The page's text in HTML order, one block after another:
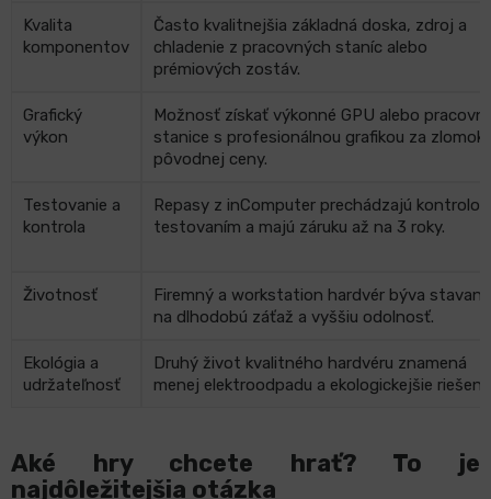
Kvalita
komponentov
Často kvalitnejšia základná doska, zdroj a
chladenie z pracovných staníc alebo
prémiových zostáv.
Grafický
výkon
Možnosť získať výkonné GPU alebo
stanice s profesionálnou grafikou za zlomok
pôvodnej ceny.
Testovanie a
kontrola
Repasy z inComputer prechádzajú
testovaním a majú záruku až na 3 roky.
Životnosť
Firemný a workstation hardvér býva stavaný
na dlhodobú záťaž a vyššiu odolnosť.
Ekológia a
udržateľnosť
Druhý život kvalitného hardvéru znamená
menej elektroodpadu a ekologickejšie
Aké hry chcete hrať? To je
najdôležitejšia otázka